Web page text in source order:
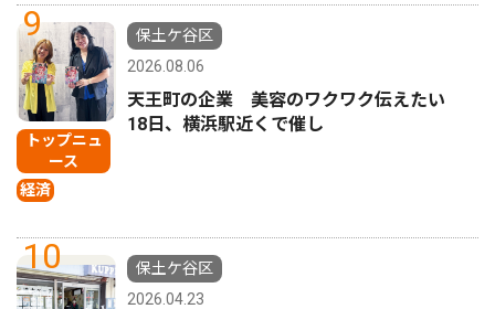
9
トップニュ
ース
経済
保土ケ谷区
2026.08.06
天王町の企業 美容のワクワク伝えたい
18日、横浜駅近くで催し
10
保土ケ谷区
2026.04.23